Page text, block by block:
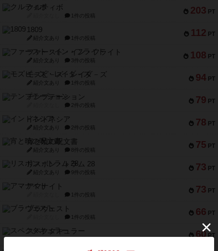
203 PT
クルティボ
1件の投稿
112 PT
1809
紹介文あり 1件の投稿
108 PT
ファースト・イン・フライト
紹介文あり 3件の投稿
94 PT
モズビ－ズ・レイダ－ズ
紹介文あり 1件の投稿
79 PT
テンプテーション
2件の投稿
78 PT
インドネシア
紹介文あり 2件の投稿
75 PT
宵と暁の呪文書
紹介文あり 8件の投稿
73 PT
リスボン・トラム 28
紹介文あり 9件の投稿
73 PT
アマナイト
1件の投稿
66 PT
ブラヴェスト
1件の投稿
60 PT
スペクタキュラー